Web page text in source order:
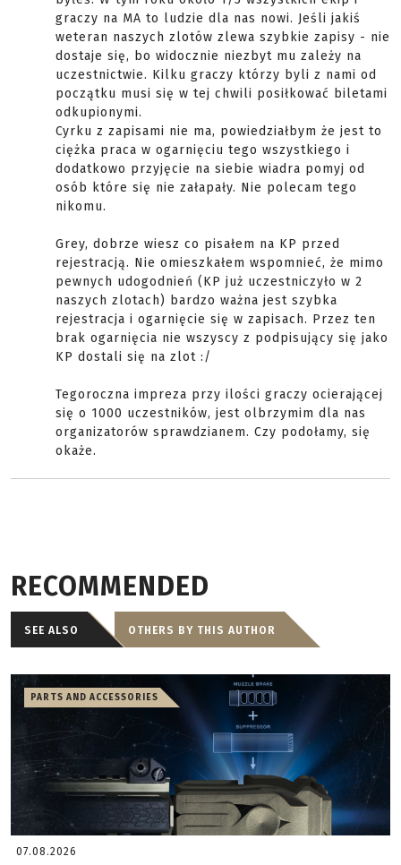
graczy na MA to ludzie dla nas nowi. Jeśli jakiś
weteran naszych zlotów zlewa szybkie zapisy - nie
dostaje się, bo widocznie niezbyt mu zależy na
uczestnictwie. Kilku graczy którzy byli z nami od
początku musi się w tej chwili posiłkować biletami
odkupionymi.
Cyrku z zapisami nie ma, powiedziałbym że jest to
ciężka praca w ogarnięciu tego wszystkiego i
dodatkowo przyjęcie na siebie wiadra pomyj od
osób które się nie załapały. Nie polecam tego
nikomu.
Grey, dobrze wiesz co pisałem na KP przed
rejestracją. Nie omieszkałem wspomnieć, że mimo
pewnych udogodnień (KP już uczestniczyło w 2
naszych zlotach) bardzo ważna jest szybka
rejestracja i ogarnięcie się w zapisach. Przez ten
brak ogarnięcia nie wszyscy z podpisujący się jako
KP dostali się na zlot :/
Tegoroczna impreza przy ilości graczy ocierającej
się o 1000 uczestników, jest olbrzymim dla nas
organizatorów sprawdzianem. Czy podołamy, się
okaże.
RECOMMENDED
SEE ALSO OTHERS BY THIS AUTHOR
PARTS AND ACCESSORIES
07.08.2026